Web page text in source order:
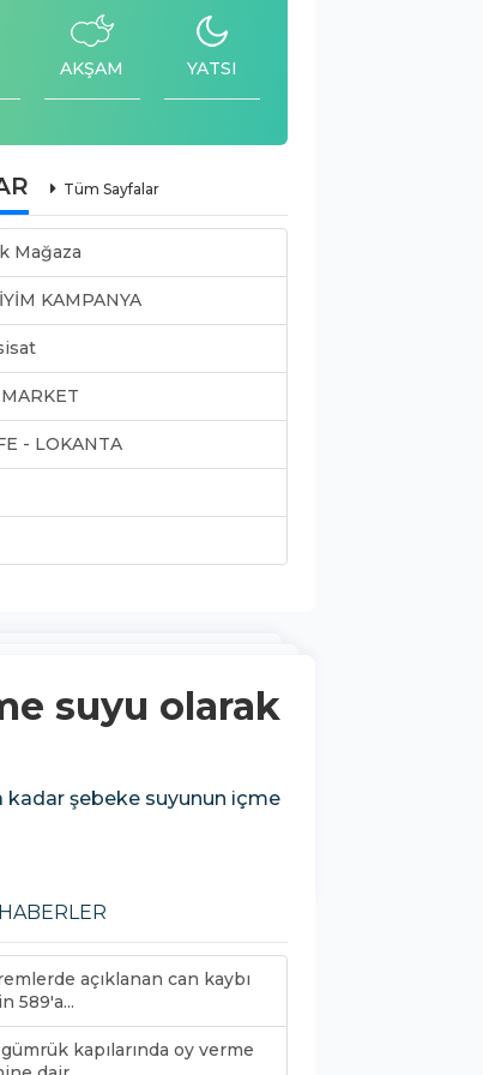
AKŞAM YATSI
Tüm Sayfalar
Mağaza
KAMPANYA
- LOKANTA
suyu olarak
kadar şebeke suyunun içme
HABERLER
açıklanan can kaybı
589'a...
gümrük kapılarında oy verme